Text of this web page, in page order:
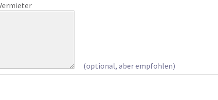
(optional, aber empfohlen)